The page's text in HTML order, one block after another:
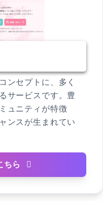
ンセプトに、多く
サービスです。豊
ュニティが特徴
ンスが生まれてい
ちら